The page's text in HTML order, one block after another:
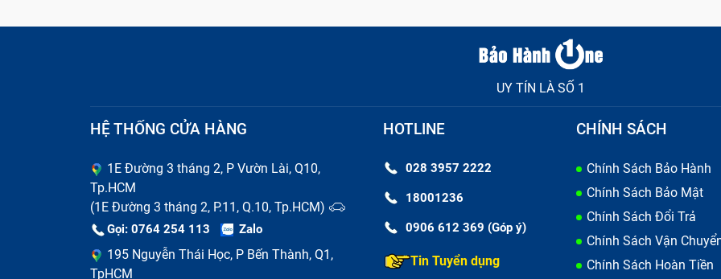
Sửa chữa chữa điện thoại bao gồm những gì?
Thay pin chữa điện thoại
Pin điện thoại là linh kiện có tuổi thọ ngắn nhất so với các bộ phận của máy. Khi pin của bạn có
phồng rộp, chai lỳ, thời gian sử dụng ngắn thì báo hiệu đã tới lúc thay pin cho chiếc chữa điện thoại
Nếu kéo dài tình trạng hỏng pin, có thể gây cháy nổ khi sạc máy cũng như sử dụng.
UY TÍN LÀ SỐ 1
HỆ THỐNG CỬA HÀNG
1E Đường 3 tháng 2, P Vườn Lài, Q10,
Tp.HCM
(1E Đường 3 tháng 2, P.11, Q.10, Tp.HCM)
Gọi: 0764 254 113 Zalo
195 Nguyễn Thái Học, P Bến Thành, Q1,
TpHCM
HOTLINE
028 3957 2222
18001236
0906 612 369 (Góp ý)
Tin Tuyển dụng
CHÍNH SÁCH
Chính Sách Bảo Hành
Chính Sách Bảo Mật
Chính Sách Đổi Trả
Chính Sách Vận
Chính Sách Hoàn Tiền